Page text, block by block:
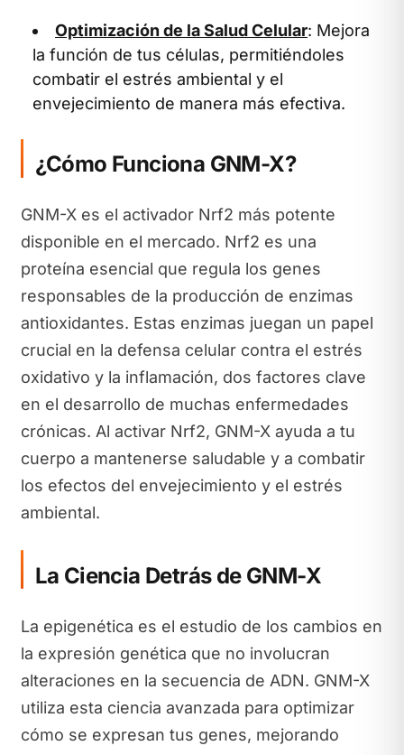
Optimización de la Salud Celular: Mejora
la función de tus células, permitiéndoles
combatir el estrés ambiental y el
envejecimiento de manera más efectiva.
¿Cómo Funciona GNM-X?
GNM-X es el activador Nrf2 más potente
disponible en el mercado. Nrf2 es una
proteína esencial que regula los genes
responsables de la producción de enzimas
antioxidantes. Estas enzimas juegan un papel
crucial en la defensa celular contra el estrés
oxidativo y la inflamación, dos factores clave
en el desarrollo de muchas enfermedades
crónicas. Al activar Nrf2, GNM-X ayuda a tu
cuerpo a mantenerse saludable y a combatir
los efectos del envejecimiento y el estrés
ambiental.
La Ciencia Detrás de GNM-X
La epigenética es el estudio de los cambios en
la expresión genética que no involucran
alteraciones en la secuencia de ADN. GNM-X
utiliza esta ciencia avanzada para optimizar
cómo se expresan tus genes, mejorando